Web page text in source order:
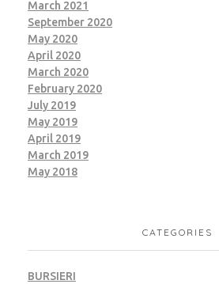
March 2021
September 2020
May 2020
April 2020
March 2020
February 2020
July 2019
May 2019
April 2019
March 2019
May 2018
CATEGORIES
BURSIERI